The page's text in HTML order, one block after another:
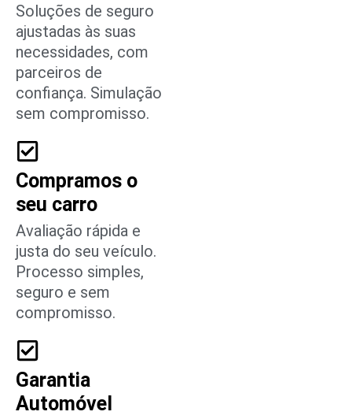
Soluções de seguro
ajustadas às suas
necessidades, com
parceiros de
confiança. Simulação
sem compromisso.
Compramos o
seu carro
Avaliação rápida e
justa do seu veículo.
Processo simples,
seguro e sem
compromisso.
Garantia
Automóvel